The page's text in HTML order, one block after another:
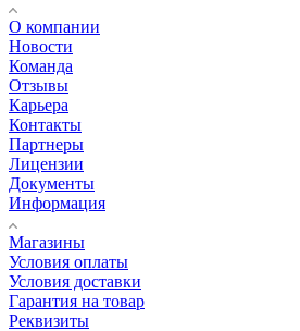
О компании
Новости
Команда
Отзывы
Карьера
Контакты
Партнеры
Лицензии
Документы
Информация
Магазины
Условия оплаты
Условия доставки
Гарантия на товар
Реквизиты